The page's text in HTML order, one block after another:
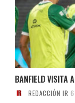
BANFIELD VISITA
REDACCIÓN IR